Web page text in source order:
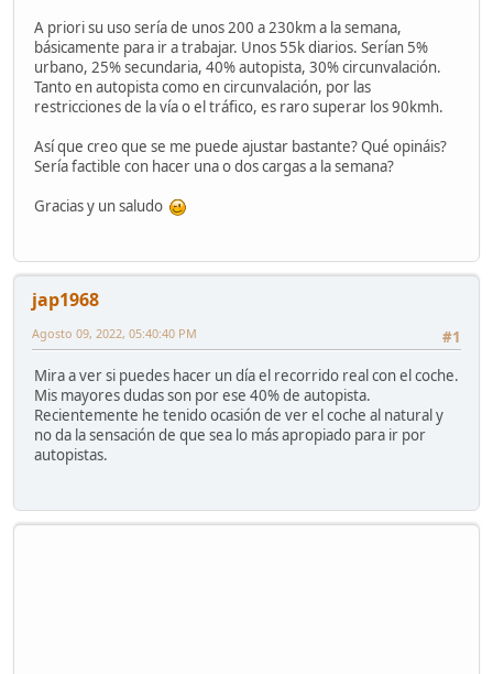
A priori su uso sería de unos 200 a 230km a la semana,
básicamente para ir a trabajar. Unos 55k diarios. Serían 5%
urbano, 25% secundaria, 40% autopista, 30% circunvalación.
Tanto en autopista como en circunvalación, por las
restricciones de la vía o el tráfico, es raro superar los 90kmh.
Así que creo que se me puede ajustar bastante? Qué opináis?
Sería factible con hacer una o dos cargas a la semana?
Gracias y un saludo
jap1968
#1
Agosto 09, 2022, 05:40:40 PM
Mira a ver si puedes hacer un día el recorrido real con el coche.
Mis mayores dudas son por ese 40% de autopista.
Recientemente he tenido ocasión de ver el coche al natural y
no da la sensación de que sea lo más apropiado para ir por
autopistas.